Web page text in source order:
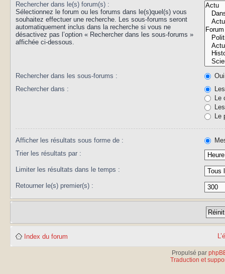
Rechercher dans le(s) forum(s) :
Sélectionnez le forum ou les forums dans le(s)quel(s) vous
souhaitez effectuer une recherche. Les sous-forums seront
automatiquement inclus dans la recherche si vous ne
désactivez pas l’option « Rechercher dans les sous-forums »
affichée ci-dessous.
Rechercher dans les sous-forums :
Oui
Rechercher dans :
Le
Le
Afficher les résultats sous forme de :
Trier les résultats par :
Limiter les résultats dans le temps :
Retourner le(s) premier(s) :
Index du forum
Propulsé par
Traduction et